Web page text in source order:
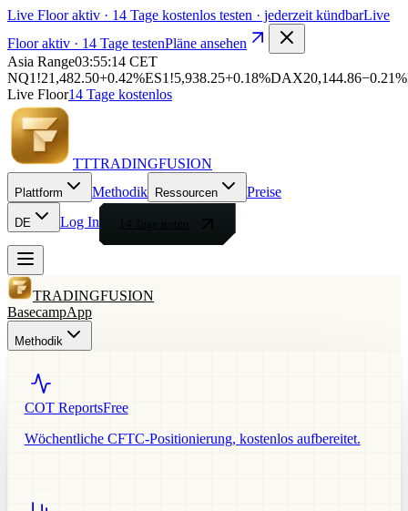
Live Floor aktiv · 14 Tage kostenlos testen · jederzeit kündbarLive
Floor aktiv · 14 Tage testenPläne ansehen
Asia Range03:55:15 CET
NQ1!21,482.50+0.42%ES1!5,938.25+0.18%DAX20,144.86−0.21%
Live Floor14 Tage kostenlos
TTTRADINGFUSION
Plattform Methodik Ressourcen Preise
DE Log In
TRADINGFUSION
BasecampApp
Methodik
COT ReportsFree
Wöchentliche CFTC-Positionierung, kostenlos aufbereitet.